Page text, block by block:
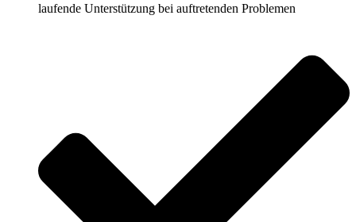
laufende Unterstützung bei auftretenden Problemen